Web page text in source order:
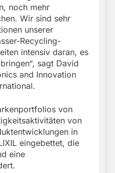
noch mehr
Wir sind sehr
unserer
Recycling-
intensiv daran, es
sagt David
and Innovation
von
von
in
eingebettet, die
eine